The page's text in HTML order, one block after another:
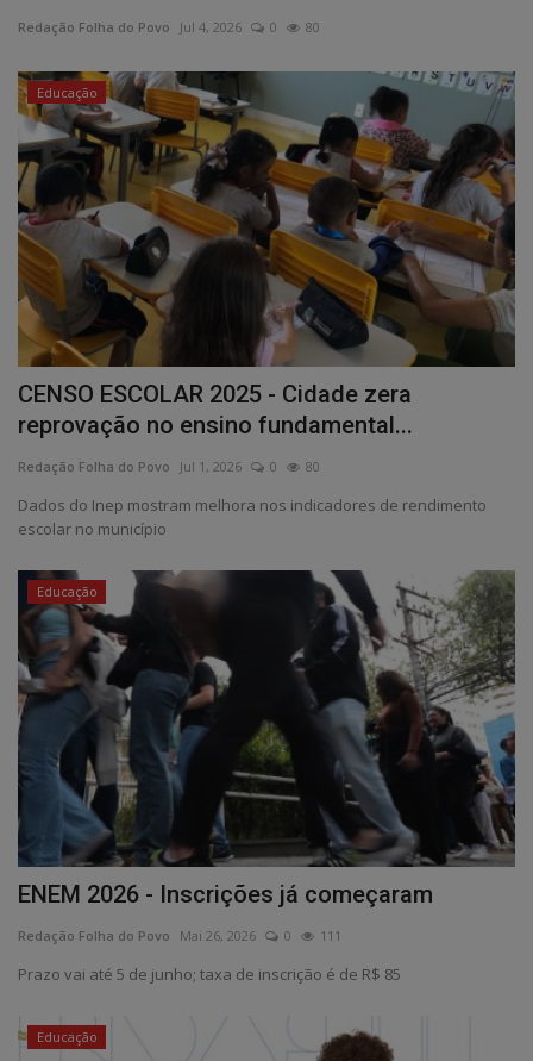
Fotos
Redação Folha do Povo Jul 4, 2026 0 80
Educação
CENSO ESCOLAR 2025 - Cidade zera
reprovação no ensino fundamental...
Redação Folha do Povo Jul 1, 2026 0 80
Dados do Inep mostram melhora nos indicadores de rendimento
escolar no município
Educação
ENEM 2026 - Inscrições já começaram
Redação Folha do Povo Mai 26, 2026 0 111
Prazo vai até 5 de junho; taxa de inscrição é de R$ 85
Educação